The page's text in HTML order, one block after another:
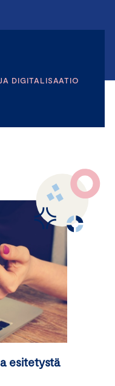
DIGITALISAATIO
esitetystä